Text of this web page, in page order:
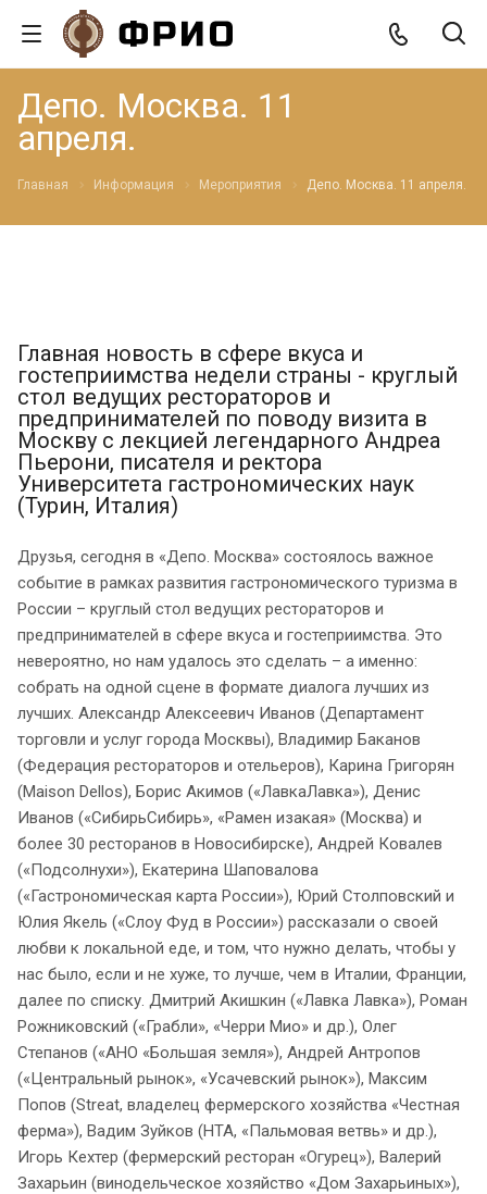
Депо. Москва. 11
апреля.
Главная Информация Мероприятия Депо. Москва. 11 апреля.
Главная новость в сфере вкуса и
гостеприимства недели страны - круглый
стол ведущих рестораторов и
предпринимателей по поводу визита в
Москву с лекцией легендарного Андреа
Пьерони, писателя и ректора
Университета гастрономических наук
(Турин, Италия)
Друзья, сегодня в «Депо. Москва» состоялось важное
событие в рамках развития гастрономического туризма в
России – круглый стол ведущих рестораторов и
предпринимателей в сфере вкуса и гостеприимства. Это
невероятно, но нам удалось это сделать – а именно:
собрать на одной сцене в формате диалога лучших из
лучших. Александр Алексеевич Иванов (Департамент
торговли и услуг города Москвы), Владимир Баканов
(Федерация рестораторов и отельеров), Карина Григорян
(Maison Dellos), Борис Акимов («ЛавкаЛавка»), Денис
Иванов («СибирьСибирь», «Рамен изакая» (Москва) и
более 30 ресторанов в Новосибирске), Андрей Ковалев
(«Подсолнухи»), Екатерина Шаповалова
(«Гастрономическая карта России»), Юрий Столповский и
Юлия Якель («Слоу Фуд в России») рассказали о своей
любви к локальной еде, и том, что нужно делать, чтобы у
нас было, если и не хуже, то лучше, чем в Италии, Франции,
далее по списку. Дмитрий Акишкин («Лавка Лавка»), Роман
Рожниковский («Грабли», «Черри Мио» и др.), Олег
Степанов («АНО «Большая земля»), Андрей Антропов
(«Центральный рынок», «Усачевский рынок»), Максим
Попов (Streat, владелец фермерского хозяйства «Честная
ферма»), Вадим Зуйков (НТА, «Пальмовая ветвь» и др.),
Игорь Кехтер (фермерский ресторан «Огурец»), Валерий
Захарьин (винодельческое хозяйство «Дом Захарьиных»),